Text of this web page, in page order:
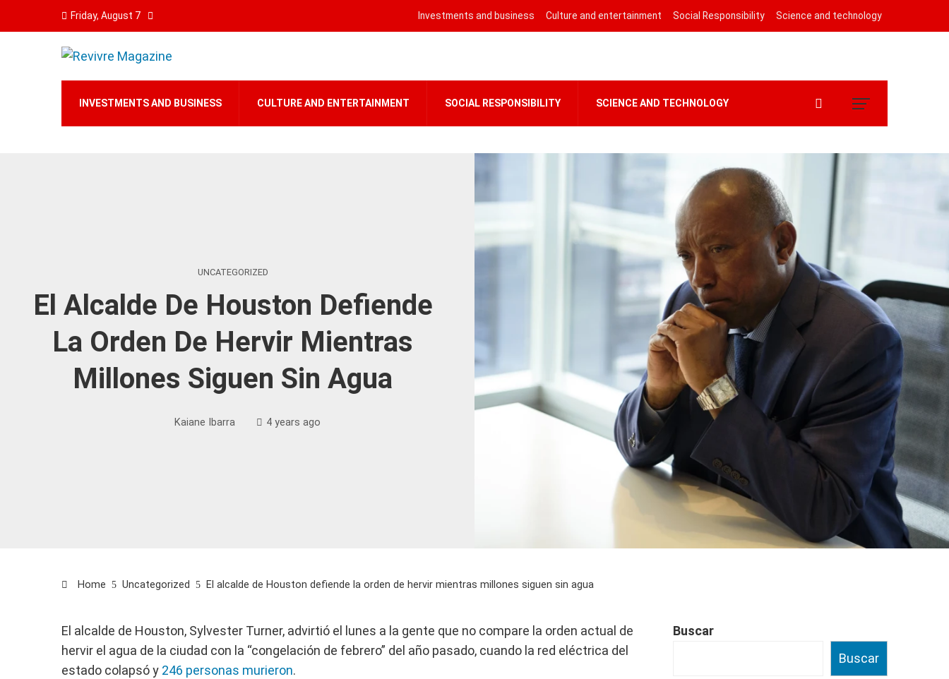
Friday, August 7 Investments and business Culture and entertainment Social Responsibility Science and technology
INVESTMENTS AND BUSINESS CULTURE AND ENTERTAINMENT SOCIAL RESPONSIBILITY SCIENCE AND TECHNOLOGY
UNCATEGORIZED
El Alcalde De Houston Defiende
La Orden De Hervir Mientras
Millones Siguen Sin Agua
Kaiane Ibarra 4 years ago
Home Uncategorized El alcalde de Houston defiende la orden de hervir mientras millones siguen sin agua
El alcalde de Houston, Sylvester Turner, advirtió el lunes a la gente que no compare la orden actual de
hervir el agua de la ciudad con la “congelación de febrero” del año pasado, cuando la red eléctrica del
estado colapsó y 246 personas murieron.
Buscar
Buscar